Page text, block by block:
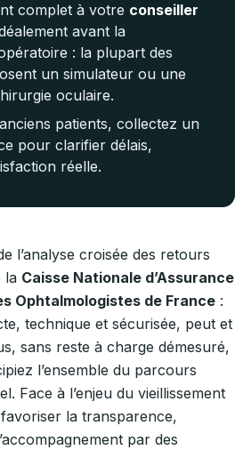
complet à votre conseiller
avant la
: la plupart des
un simulateur ou une
oculaire.
patients, collectez un
pour clarifier délais,
réelle.
l’analyse croisée des retours
la Caisse Nationale d’Assurance
Ophtalmologistes de France :
technique et sécurisée, peut et
sans reste à charge démesuré,
l’ensemble du parcours
Face à l’enjeu du vieillissement
la transparence,
par des